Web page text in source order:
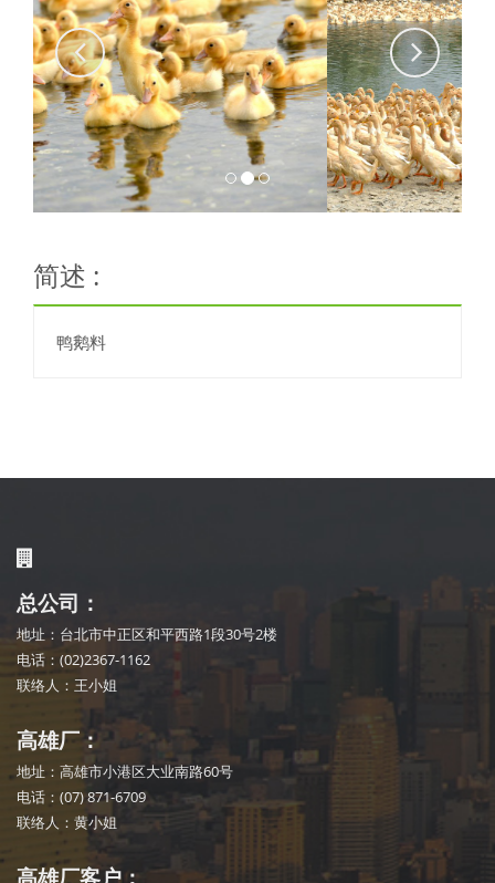
简述 :
鸭鹅料
总公司：
地址：台北市中正区和平西路1段30号2楼
电话：(02)2367-1162
联络人：王小姐
高雄厂：
地址：高雄市小港区大业南路60号
电话：(07) 871-6709
联络人：黄小姐
高雄厂客户：